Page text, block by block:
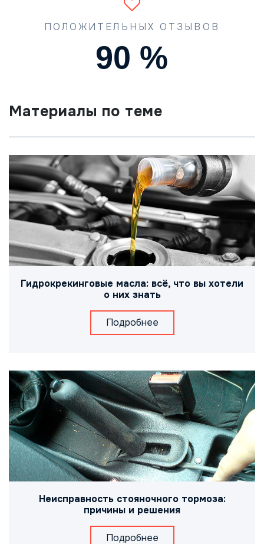
ПОЛОЖИТЕЛЬНЫХ ОТЗЫВОВ
90 %
Материалы по теме
Гидрокрекинговые масла: всё, что вы хотели
о них знать
Подробнее
Неисправность стояночного тормоза:
причины и решения
Подробнее